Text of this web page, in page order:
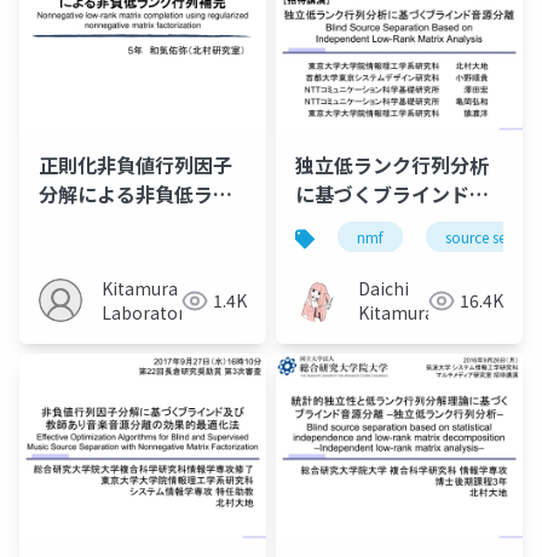
正則化非負値行列因子
分解による非負低ラン
Kitamura
Laboratory
1.4K
独立低ランク行列分析
に基づくブラインド音
源分離（Blind source
separation based on
independent low-
rank matrix
analysis）
nmf source
Daichi
Kitamura
16.4K